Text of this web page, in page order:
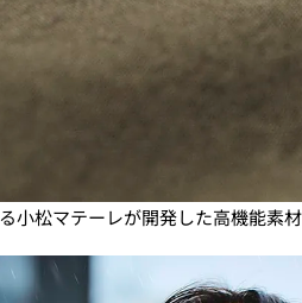
小松マテーレが開発した高機能素材